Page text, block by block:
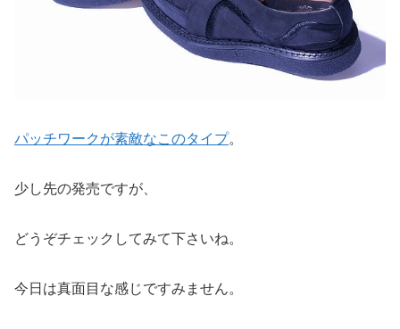
パッチワークが素敵なこのタイプ。
少し先の発売ですが、
どうぞチェックしてみて下さいね。
今日は真面目な感じですみません。